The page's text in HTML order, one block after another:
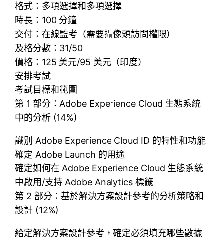
格式：多項選擇和多項選擇
時長：100 分鐘
交付：在線監考（需要攝像頭訪問權限）
及格分數：31/50
價格：125 美元/95 美元（印度）
安排考試
考試目標和範圍
第 1 部分：Adobe Experience Cloud 生態系統
中的分析 (14%)
識別 Adob​​e Experience Cloud ID 的特性和功能
確定 Adob​​e Launch 的用途
確定如何在 Adob​​e Experience Cloud 生態系統
中啟用/支持 Adob​​e Analytics 標籤
第 2 部分：基於解決方案設計參考的分析策略和
設計 (12%)
給定解決方案設計參考，確定必須填充哪些數據